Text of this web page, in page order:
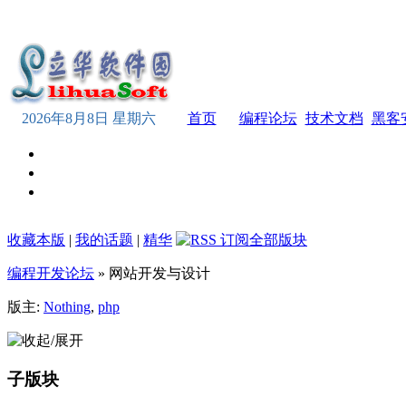
2026年8月8日 星期六 首页 编程论坛 技术文档 黑客
收藏本版 | 我的话题 | 精华
编程开发论坛 » 网站开发与设计
版主: Nothing, php
子版块